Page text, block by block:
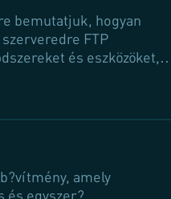
bemutatjuk, hogyan
FTP
és eszközöket,
meg, hogyan
amely
és egyszer?